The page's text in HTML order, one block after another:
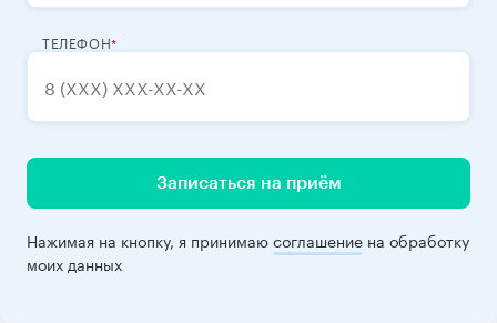
ТЕЛЕФОН
Записаться на приём
Нажимая на кнопку, я принимаюсоглашение на обработку
моих данных